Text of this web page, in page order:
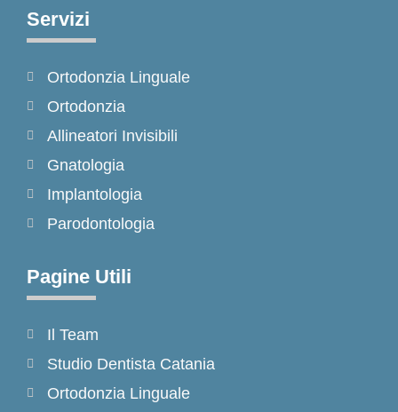
e
b
o
k
-
f
r
a
m
Servizi
Ortodonzia Linguale
Ortodonzia
Allineatori Invisibili
Gnatologia
Implantologia
Parodontologia
Pagine Utili
Il Team
Studio Dentista Catania
Ortodonzia Linguale